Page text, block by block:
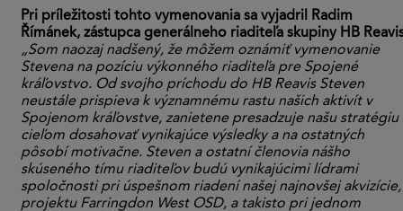
Pri príležitosti tohto vymenovania sa vyjadril Radim
Římánek, zástupca generálneho riaditeľa skupiny HB
„Som naozaj nadšený, že môžem oznámiť vymenovanie
Stevena na pozíciu výkonného riaditeľa pre Spojené
kráľovstvo. Od svojho príchodu do HB Reavis Steven
neustále prispieva k významnému rastu našich aktivít v
Spojenom kráľovstve, zanietene presadzuje našu stratégiu
cieľom dosahovať vynikajúce výsledky a na ostatných
pôsobí motivačne. Steven a ostatní členovia nášho
skúseného tímu riaditeľov budú vynikajúcimi lídrami
spoločnosti pri úspešnom riadení našej najnovšej akvizície,
projektu Farringdon West OSD, a takisto pri jednom